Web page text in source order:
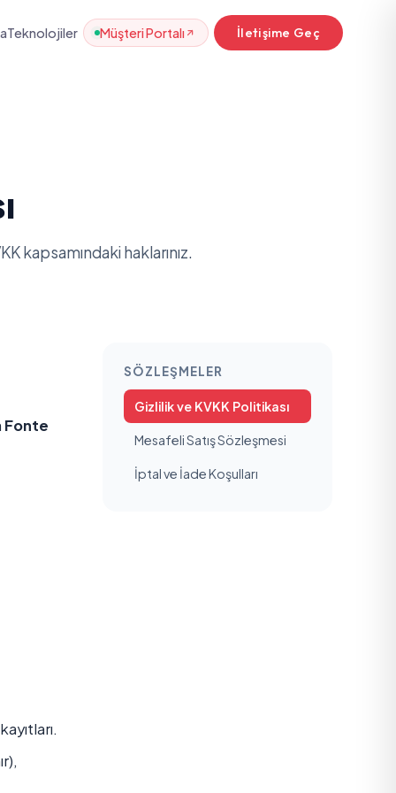
Teknolojiler Müşteri Portalı İletişime Geç
kapsamındaki haklarınız.
Fonte
SÖZLEŞMELER
Gizlilik ve KVKK Politikası
Mesafeli Satış Sözleşmesi
İptal ve İade Koşulları